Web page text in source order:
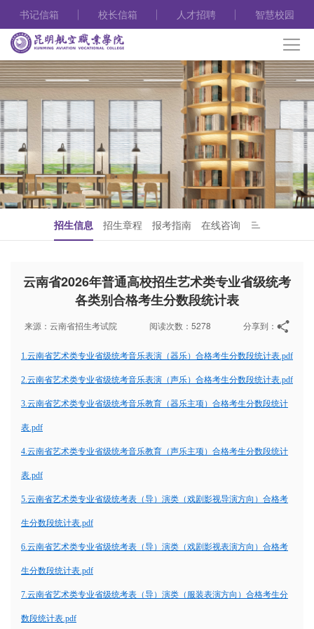
书记信箱 校长信箱 人才招聘 智慧校园
招生信息 招生章程 报考指南 在线咨询
云南省2026年普通高校招生艺术类专业省级统考
各类别合格考生分数段统计表
来源：云南省招生考试院 阅读次数：5278 分享到：
1.云南省艺术类专业省级统考音乐表演（器乐）合格考生分数段统计表.pdf
2.云南省艺术类专业省级统考音乐表演（声乐）合格考生分数段统计表.pdf
3.云南省艺术类专业省级统考音乐教育（器乐主项）合格考生分数段统计
表.pdf
4.云南省艺术类专业省级统考音乐教育（声乐主项）合格考生分数段统计
表.pdf
5.云南省艺术类专业省级统考表（导）演类（戏剧影视导演方向）合格考
生分数段统计表.pdf
6.云南省艺术类专业省级统考表（导）演类（戏剧影视表演方向）合格考
生分数段统计表.pdf
7.云南省艺术类专业省级统考表（导）演类（服装表演方向）合格考生分
数段统计表.pdf